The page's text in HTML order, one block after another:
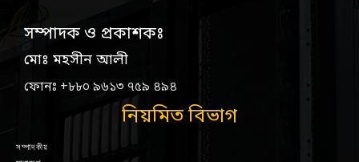
সম্পাদক ও প্রকাশকঃ
মোঃ মহসীন আলী
ফোনঃ +৮৮০ ৯৬১৩ ৭৫৯ ৪৯৪
নিয়মিত বিভাগ
সম্পাদকীয়